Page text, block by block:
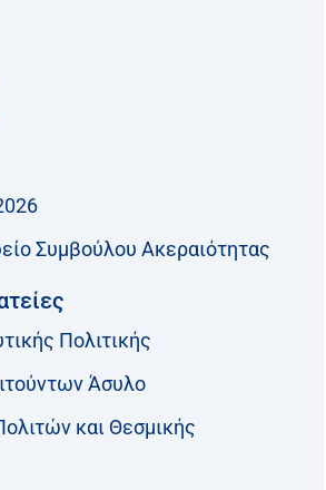
Συμβούλου Ακεραιότητας
Πολιτικής
Άσυλο
και Θεσμικής